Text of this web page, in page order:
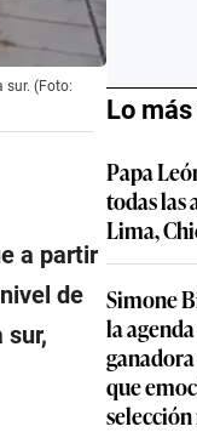
sur. (Foto:
a partir
de
sur,
Lo
Papa
todas las
Lima,
Simone
la
que